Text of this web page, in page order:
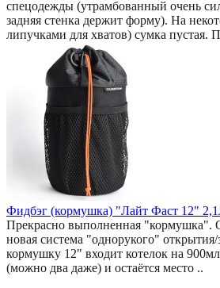
спецодежды (утрамбованный очень
задняя стенка держит форму). На
липучками для хватов) сумка пустая.
Фидбэг (кормушка) "Лайт Фаст 12"
Прекрасно выполненная "кормушка".
новая система "однорукого"
кормушку 12" входит котелок на
(можно два даже) и остаётся место ..